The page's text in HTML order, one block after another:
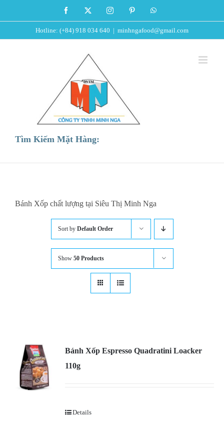
to
Facebook InstagramPinterestWhatsApp
Hotline: (+84) 918 034 640 | minhngafood@gmail.com
Tìm Kiếm Mặt Hàng:
Bánh Xốp chất lượng tại Siêu Thị Minh Nga
Sort by Default Order
Show 50 Products
Bánh Xốp Espresso Quadratini Loacker
110g
Details